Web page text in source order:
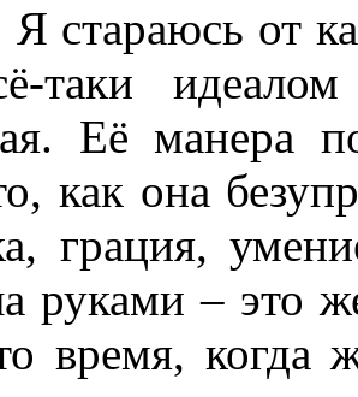
Я стараюсь от
таки
Её манера
как она
грация,
руками – это
время, когда